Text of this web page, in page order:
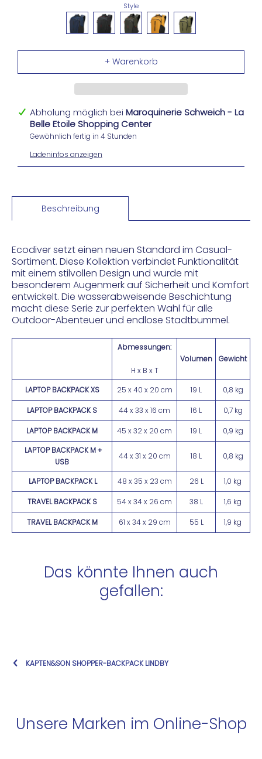
Style
Abholung möglich bei Maroquinerie Schweich - La
Belle Etoile Shopping Center
Gewöhnlich fertig in 4 Stunden
Ladeninfos anzeigen
Beschreibung
Ecodiver setzt einen neuen Standard im Casual-
Sortiment. Diese Kollektion verbindet Funktionalität
mit einem stilvollen Design und wurde mit
besonderem Augenmerk auf Sicherheit und Komfort
entwickelt. Die wasserabweisende Beschichtung
macht diese Serie zur perfekten Wahl für alle
Outdoor-Abenteuer und endlose Stadtbummel.
Abmessungen:
H x B x T
Volumen Gewicht
LAPTOP BACKPACK XS 25 x 40 x 20 cm 19 L 0,8 kg
LAPTOP BACKPACK S 44 x 33 x 16 cm 16 L 0,7 kg
LAPTOP BACKPACK M 45 x 32 x 20 cm 19 L
0,9 kg
LAPTOP BACKPACK M +
USB
44 x 31 x 20 cm 18 L 0,8 kg
LAPTOP BACKPACK L 48 x 35 x 23 cm 26 L 1,0 kg
TRAVEL BACKPACK S 54 x 34 x 26 cm 38 L 1,6 kg
TRAVEL BACKPACK M 61 x 34 x 29 cm 55 L 1,9 kg
Das könnte Ihnen auch
gefallen:
KAPTEN&SON SHOPPER-BACKPACK LINDBY
Unsere Marken im Online-Shop